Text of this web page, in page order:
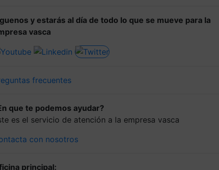
y estarás al día de todo lo que se mueve para la
vasca
frecuentes
que te podemos ayudar?
es el servicio de atención a la empresa vasca
con nosotros
principal: